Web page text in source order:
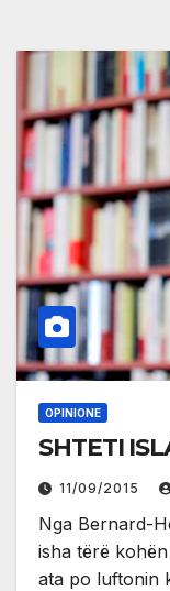
OPINIONE
SHTETI
11/09/2015
Nga Bernard-
isha tërë
ata po luftonin